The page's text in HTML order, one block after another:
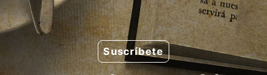
Saltar
al
contenido
Suscríbete